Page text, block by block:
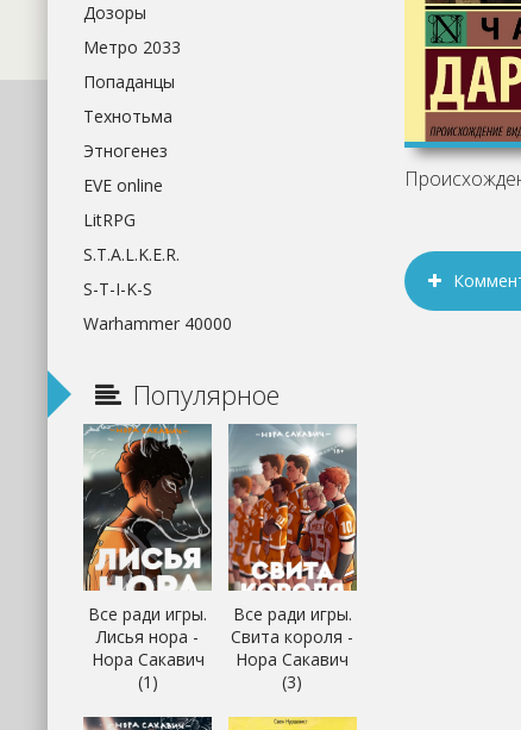
Дозоры
Метро 2033
Попаданцы
Технотьма
Этногенез
EVE online
LitRPG
S.T.A.L.K.E.R.
S-T-I-K-S
Warhammer 40000
Популярное
Все ради игры.
Лисья нора -
Нора Сакавич
(1)
Все ради игры.
Свита короля -
Нора Сакавич
(3)